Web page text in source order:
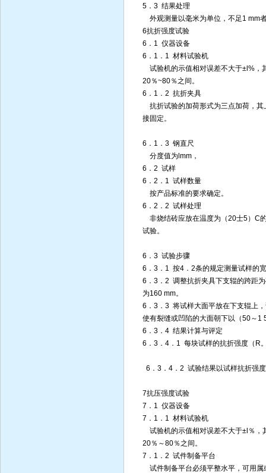
5．3 结果处理
外观测量以毫米为单位，不足1 mm
6抗折强度试验
6．1 仪器设备
6．1．1 材料试验机
试验机的示值相对误差不大于±l%，
20％~80％之间。
6．1．2 抗折夹具
抗折试验的加荷形式为三点加荷，其
接固定。
6．1．3 钢直尺
分度值为lmm，
6．2 试样
6．2．1 试样数量
按产品标准的要求确定。
6．2．2 试样处理
非烧结砖应放在温度为（20士5）C
试验。
6．3 试验步骤
6．3．1 按4．2条的规定测量试样的
6．3．2 调整抗折夹具下支辊的跨距
为160 mm。
6．3．3 将试样大面平放在下支辊上
使有裂缝或凹陷的大面朝下以（50～1
6．3．4 结果计算与评定
6．3．4．1 每块试样的抗折强度（R
6．3．4．2 试验结果以试样抗折强
7抗压强度试验
7．1 仪器设备
7．1．1 材料试验机
试验机的示值相对误差不大于±l％，
20％～80％之间。
7．1．2 试件制备平台
试件制备平台必须平整水平，可用属